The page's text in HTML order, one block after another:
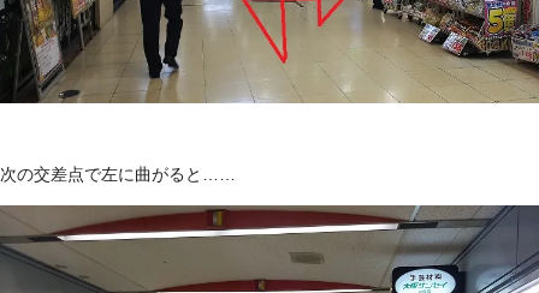
次の交差点で左に曲がると……